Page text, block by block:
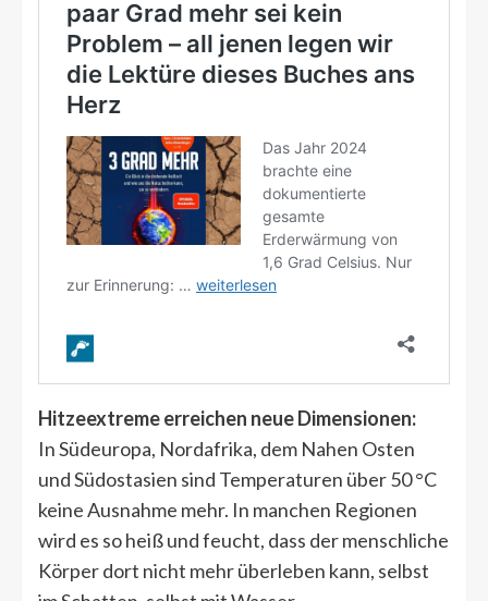
Hitzeextreme erreichen neue Dimensionen:
In Südeuropa, Nordafrika, dem Nahen Osten
und Südostasien sind Temperaturen über 50 °C
keine Ausnahme mehr. In manchen Regionen
wird es so heiß und feucht, dass der menschliche
Körper dort nicht mehr überleben kann, selbst